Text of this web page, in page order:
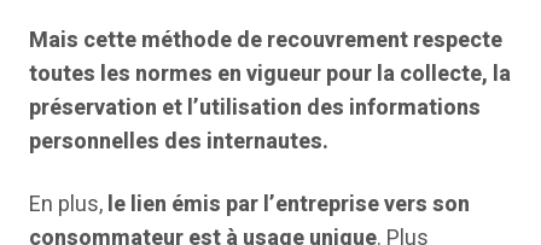
Mais cette méthode de recouvrement respecte
toutes les normes en vigueur pour la collecte, la
préservation et l’utilisation des informations
personnelles des internautes.
En plus,le lien émis par l’entreprise vers son
consommateur est à usage unique. Plus